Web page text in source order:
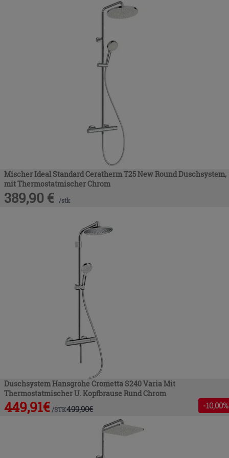
Mischer Ideal Standard Ceratherm T25 New Round Duschsystem,
mit Thermostatmischer Chrom
389,90 € /stk
Duschsystem Hansgrohe Crometta S240 Varia Mit
Thermostatmischer U. Kopfbrause Rund Chrom
449,91€ /STK499,90€ -10,00%